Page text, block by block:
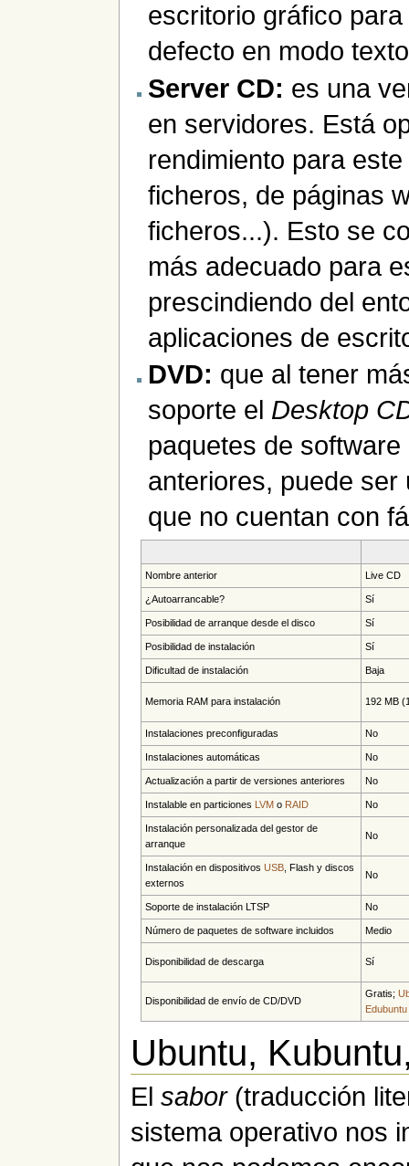
escritorio gráfico
defecto en modo
Server CD: es una
en servidores. Está
rendimiento para
ficheros, de páginas
ficheros...). Esto se
más adecuado para
prescindiendo del
aplicaciones de
DVD: que al tener
soporte el Desktop
paquetes de
anteriores, puede
que no cuentan con
Nombre anterior Live CD
¿Autoarrancable? Sí
Posibilidad de arranque desde el disco Sí
Posibilidad de instalación Sí
Dificultad de instalación Baja
Memoria RAM para instalación 192 MB
Instalaciones preconfiguradas No
Instalaciones automáticas No
Actualización a partir de versiones anteriores No
Instalable en particiones LVM o RAID No
Instalación personalizada del gestor de
arranque
No
Instalación en dispositivosUSB, Flash y discos
externos
No
Soporte de instalación LTSP No
Número de paquetes de software incluidos Medio
Disponibilidad de descarga Sí
Disponibilidad de envío de CD/DVD
Gratis;
Edubuntu
Ubuntu,
Elsabor(traducción
sistema operativo nos